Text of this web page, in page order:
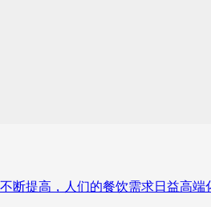
高，人们的餐饮需求日益高端